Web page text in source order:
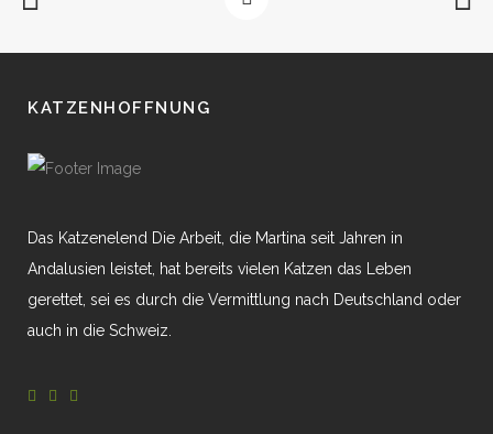
KATZENHOFFNUNG
Das Katzenelend Die Arbeit, die Martina seit Jahren in
Andalusien leistet, hat bereits vielen Katzen das Leben
gerettet, sei es durch die Vermittlung nach Deutschland oder
auch in die Schweiz.